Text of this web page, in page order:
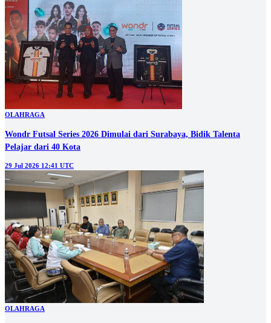
OLAHRAGA
Wondr Futsal Series 2026 Dimulai dari Surabaya, Bidik Talenta
Pelajar dari 40 Kota
29 Jul 2026 12:41 UTC
OLAHRAGA